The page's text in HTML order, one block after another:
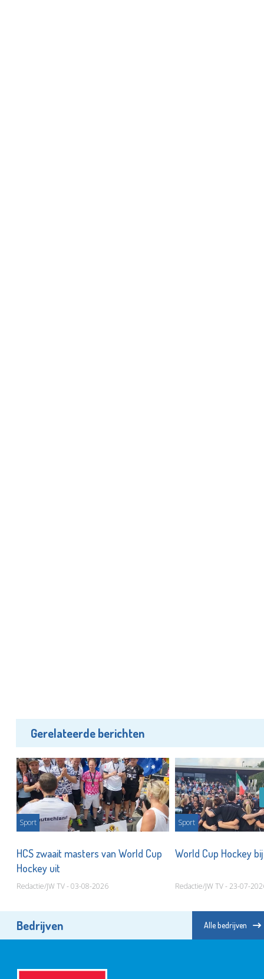
Gerelateerde berichten
Sport
HCS zwaait masters van World Cup
Hockey uit
Redactie/JW TV - 03-08-2026
Sport
World Cup Hockey
Redactie/JW TV - 23-07-
Bedrijven Alle bedrijven